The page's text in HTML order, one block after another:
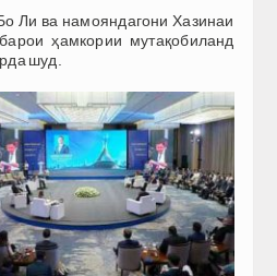
Ли ва намояндагони Хазинаи
ҳамкории мутақобиланд
шуд.